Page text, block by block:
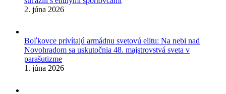
2. júna 2026
Boľkovce privítajú armádnu svetovú elitu: Na nebi nad
Novohradom sa uskutočnia 48. majstrovstvá sveta v
parašutizme
1. júna 2026